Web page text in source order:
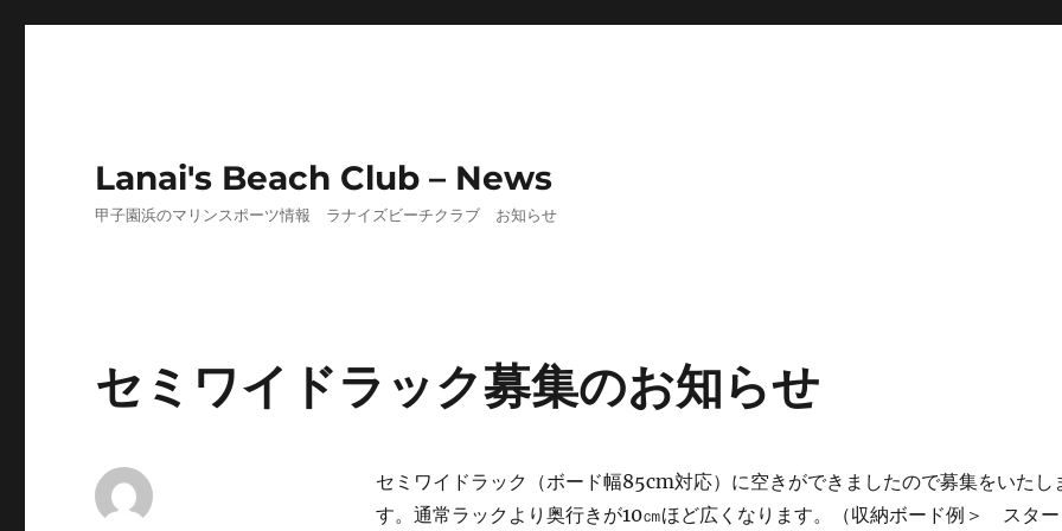
Lanai's Beach Club – News
甲子園浜のマリンスポーツ情報 ラナイズビーチクラブ お知らせ
セミワイドラック募集のお知らせ
セミワイドラック（ボード幅85cm対応）に空きができましたので募集をいたし
す。通常ラックより奥行きが10㎝ほど広くなります。（収納ボード例＞ スター